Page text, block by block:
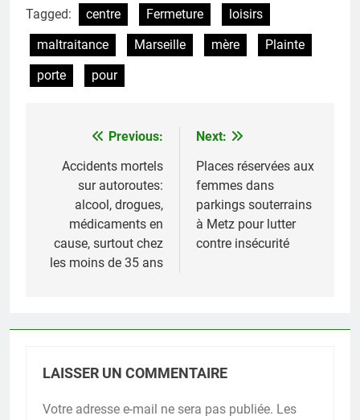
Tagged: centre Fermeture
loisirs
maltraitance
Marseille mère
Plainte
porte
pour
Navigation
de
l’article
Previous:
Accidents mortels
sur autoroutes:
alcool, drogues,
médicaments en
cause, surtout chez
les moins de 35 ans
Next:
Places réservées aux
femmes dans
parkings souterrains
à Metz pour lutter
contre insécurité
LAISSER UN COMMENTAIRE
Votre adresse e-mail ne sera pas publiée. Les